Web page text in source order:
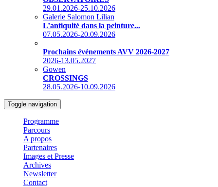
29.01.2026-25.10.2026
Galerie Salomon Lilian
L’antiquité dans la peinture...
07.05.2026-20.09.2026
Prochains événements AVV 2026-2027
2026-13.05.2027
Gowen
CROSSINGS
28.05.2026-10.09.2026
Toggle navigation
Programme
Parcours
A propos
Partenaires
Images et Presse
Archives
Newsletter
Contact